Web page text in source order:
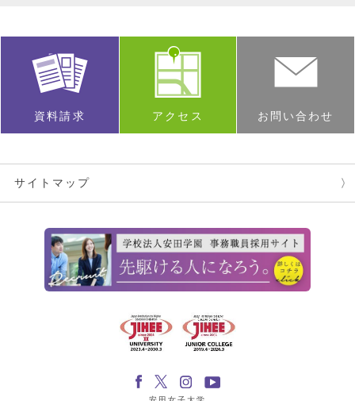
資料請求 アクセス お問い合わせ
サイトマップ